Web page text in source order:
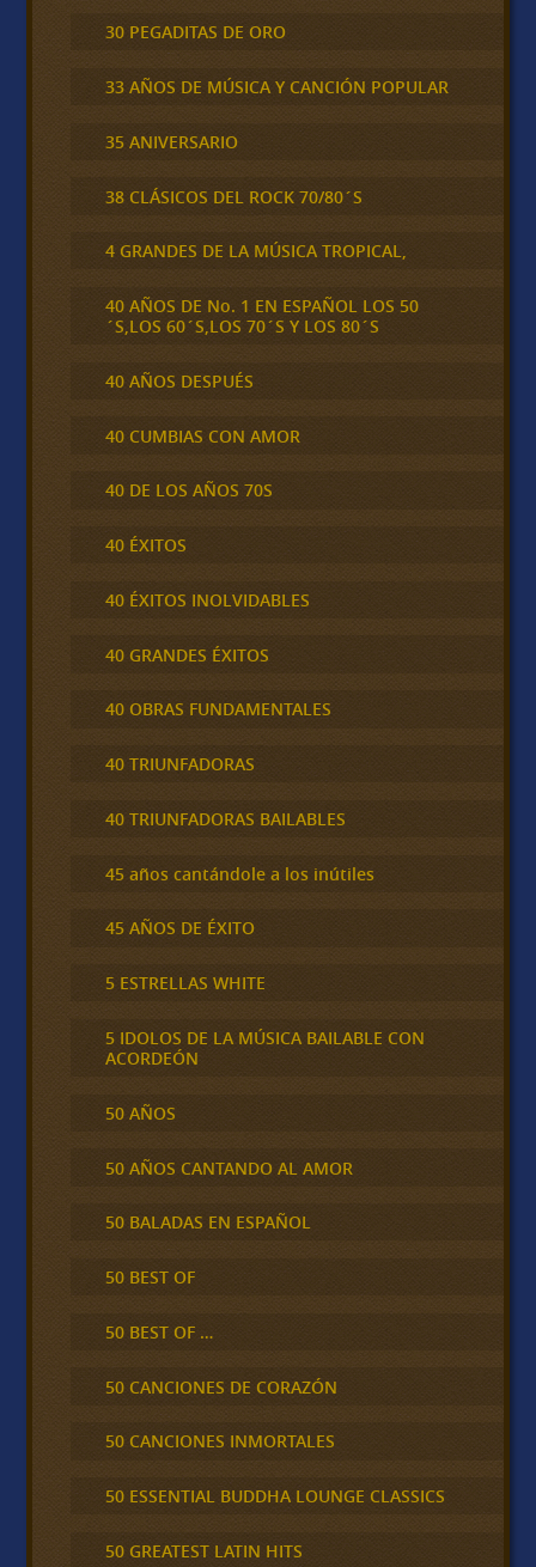
30 PEGADITAS DE ORO
33 AÑOS DE MÚSICA Y CANCIÓN POPULAR
35 ANIVERSARIO
38 CLÁSICOS DEL ROCK 70/80´S
4 GRANDES DE LA MÚSICA TROPICAL,
40 AÑOS DE No. 1 EN ESPAÑOL LOS 50
´S,LOS 60´S,LOS 70´S Y LOS 80´S
40 AÑOS DESPUÉS
40 CUMBIAS CON AMOR
40 DE LOS AÑOS 70S
40 ÉXITOS
40 ÉXITOS INOLVIDABLES
40 GRANDES ÉXITOS
40 OBRAS FUNDAMENTALES
40 TRIUNFADORAS
40 TRIUNFADORAS BAILABLES
45 años cantándole a los inútiles
45 AÑOS DE ÉXITO
5 ESTRELLAS WHITE
5 IDOLOS DE LA MÚSICA BAILABLE CON
ACORDEÓN
50 AÑOS
50 AÑOS CANTANDO AL AMOR
50 BALADAS EN ESPAÑOL
50 BEST OF
50 BEST OF …
50 CANCIONES DE CORAZÓN
50 CANCIONES INMORTALES
50 ESSENTIAL BUDDHA LOUNGE CLASSICS
50 GREATEST LATIN HITS